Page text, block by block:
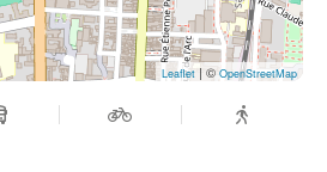
Leaflet| © OpenStreetMap